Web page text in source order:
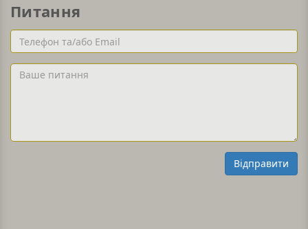
Питання
Телефон
та/
або
Email
Ваше
Відправити